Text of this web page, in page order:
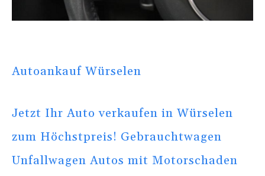
Autoankauf Würselen
Jetzt Ihr Auto verkaufen in Würselen
zum Höchstpreis! Gebrauchtwagen
Unfallwagen Autos mit Motorschaden